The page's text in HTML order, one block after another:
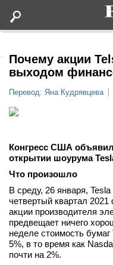
Статьи
Lifestyle
Новости
Интервью
Почему акции
выходом
Перевод: Яна Кудрявцева
Конгресс США
открытии шоурума
Что произошло
В среду, 26 января,
четвертый квартал 2021
акции производителя
предвещает ничего
неделе стоимость
5%, в то время как
почти на 2%.